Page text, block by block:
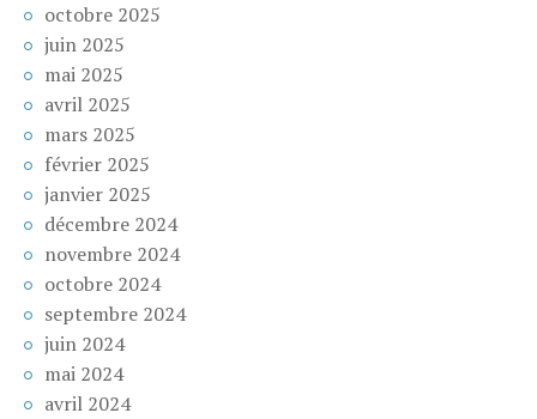
octobre 2025
juin 2025
mai 2025
avril 2025
mars 2025
février 2025
janvier 2025
décembre 2024
novembre 2024
octobre 2024
septembre 2024
juin 2024
mai 2024
avril 2024